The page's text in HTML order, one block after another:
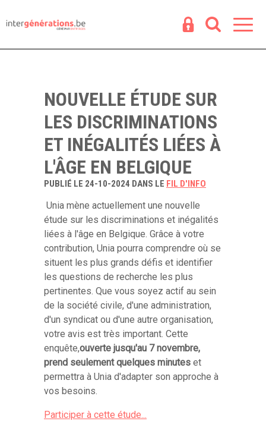
NOUVELLE ÉTUDE SUR
LES DISCRIMINATIONS
ET INÉGALITÉS LIÉES À
L'ÂGE EN BELGIQUE
PUBLIÉ LE 24-10-2024 DANS LE FIL D'INFO
Unia mène actuellement une nouvelle
étude sur les discriminations et inégalités
liées à l'âge en Belgique. Grâce à votre
contribution, Unia pourra comprendre où se
situent les plus grands défis et identifier
les questions de recherche les plus
pertinentes. Que vous soyez actif au sein
de la société civile, d'une administration,
d'un syndicat ou d'une autre organisation,
votre avis est très important. Cette
enquête,ouverte jusqu'au 7 novembre,
prend seulement quelques minutes et
permettra à Unia d'adapter son approche à
vos besoins.
Participer à cette étude...